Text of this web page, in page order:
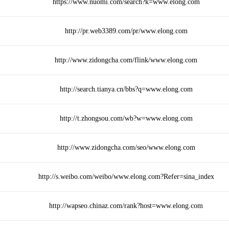
https://www.nuomi.com/search?k=www.elong.com
http://pr.web3389.com/pr/www.elong.com
http://www.zidongcha.com/flink/www.elong.com
http://search.tianya.cn/bbs?q=www.elong.com
http://t.zhongsou.com/wb?w=www.elong.com
http://www.zidongcha.com/seo/www.elong.com
http://s.weibo.com/weibo/www.elong.com?Refer=sina_index
http://wapseo.chinaz.com/rank?host=www.elong.com